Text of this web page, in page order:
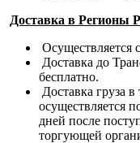
Доставка в Регионы
Доставка до
бесплатно.
Доставка груза
осуществляется
дней после
торгующей